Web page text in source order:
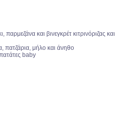
και βινεγκρέτ κιτρινόριζας και
πατζάρια, μήλο και άνηθο
baby